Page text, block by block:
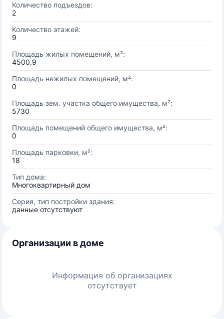
Количество подъездов:
2
Количество этажей:
9
Площадь жилых помещений, м²:
4500.9
Площадь нежилых помещений, м²:
0
Площадь зем. участка общего имущества, м²:
5730
Площадь помещений общего имущества, м²:
0
Площадь парковки, м²:
18
Тип дома:
Многоквартирный дом
Серия, тип постройки здания:
данные отсутствуют
Организации в доме
Информация об организациях
отсутствует